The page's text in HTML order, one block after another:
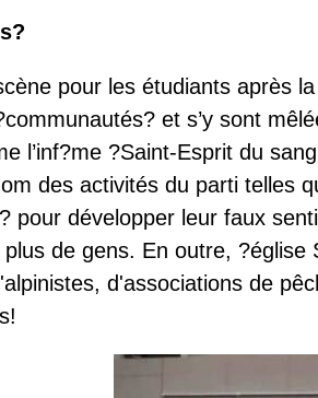
pour les étudiants après
et s’y sont
l’inf?me ?Saint-Esprit du
des activités du parti telles
pour développer leur faux
de gens. En outre,
d'associations de